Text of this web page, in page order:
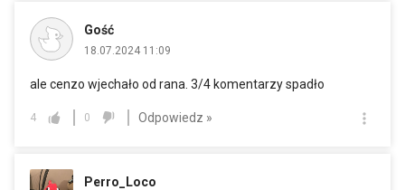
Gość
18.07.2024 11:09
ale cenzo wjechało od rana. 3/4 komentarzy spadło
4 0 Odpowiedz »
Perro_Loco